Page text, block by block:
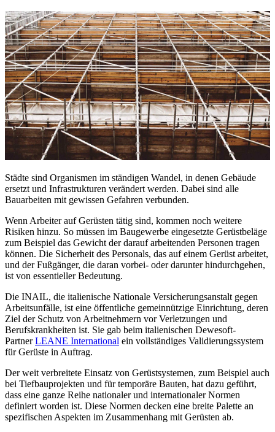
Städte sind Organismen im ständigen Wandel, in denen Gebäude
ersetzt und Infrastrukturen verändert werden. Dabei sind alle
Bauarbeiten mit gewissen Gefahren verbunden.
Wenn Arbeiter auf Gerüsten tätig sind, kommen noch weitere
Risiken hinzu. So müssen im Baugewerbe eingesetzte Gerüstbeläge
zum Beispiel das Gewicht der darauf arbeitenden Personen tragen
können. Die Sicherheit des Personals, das auf einem Gerüst arbeitet,
und der Fußgänger, die daran vorbei- oder darunter hindurchgehen,
ist von essentieller Bedeutung.
Die INAIL, die italienische Nationale Versicherungsanstalt gegen
Arbeitsunfälle, ist eine öffentliche gemeinnützige Einrichtung, deren
Ziel der Schutz von Arbeitnehmern vor Verletzungen und
Berufskrankheiten ist. Sie gab beim italienischen Dewesoft-
PartnerLEANE International ein vollständiges Validierungssystem
für Gerüste in Auftrag.
Der weit verbreitete Einsatz von Gerüstsystemen, zum Beispiel auch
bei Tiefbauprojekten und für temporäre Bauten, hat dazu geführt,
dass eine ganze Reihe nationaler und internationaler Normen
definiert worden ist. Diese Normen decken eine breite Palette an
spezifischen Aspekten im Zusammenhang mit Gerüsten ab.